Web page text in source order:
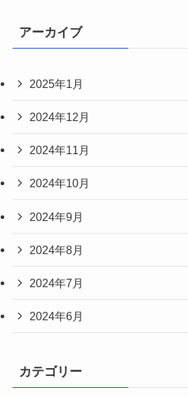
アーカイブ
2025年1月
2024年12月
2024年11月
2024年10月
2024年9月
2024年8月
2024年7月
2024年6月
カテゴリー